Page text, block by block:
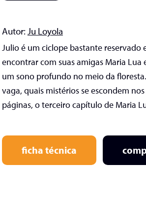
Autor:Ju Loyola
Julio é um ciclope bastante reservado
encontrar com suas amigas Maria Lua
um sono profundo no meio da
vaga, quais mistérios se escondem
páginas, o terceiro capítulo de Maria
ficha técnica